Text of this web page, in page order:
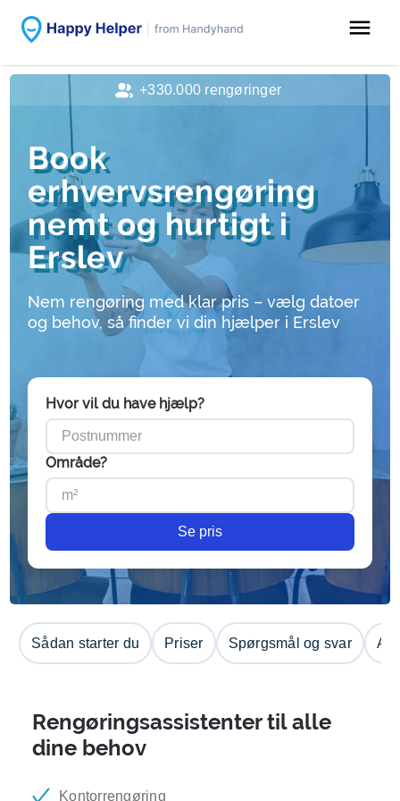
menu
Book
erhvervsrengøring
nemt og hurtigt i
Erslev
Nem rengøring med klar pris – vælg datoer
og behov, så finder vi din hjælper i Erslev
Hvor vil du have hjælp?
Område?
Se pris
Sådan starter du Priser Spørgsmål og svar
Rengøringsassistenter til alle
dine behov
Kontorrengøring
+330.000 rengøringer